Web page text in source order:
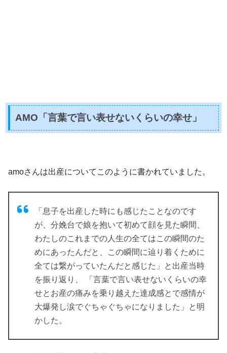
AMO「言葉で言い表せないくらいの幸せ」
amoさんは出産についてこのように書かれていました。
「息子を出産した時にも感じたことなのです
が、分娩台で娘を抱いて初めて顔を見た瞬間、
わたしのこれまでの人生の全てはこの瞬間のた
めにあったんだと、この瞬間に辿り着くために
全ては繋がっていたんだと感じた」と出産当時
を振り返り、
「言葉で言い表せないくらいの幸
せとお産の痛みを乗り越えた達成感とで感情が
大爆発し涙でぐちゃぐちゃになりました」
と明
かした。